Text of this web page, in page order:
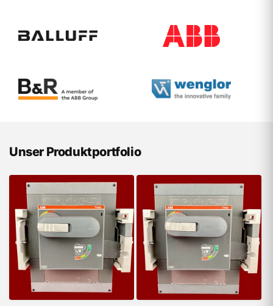
Unser Produktportfolio